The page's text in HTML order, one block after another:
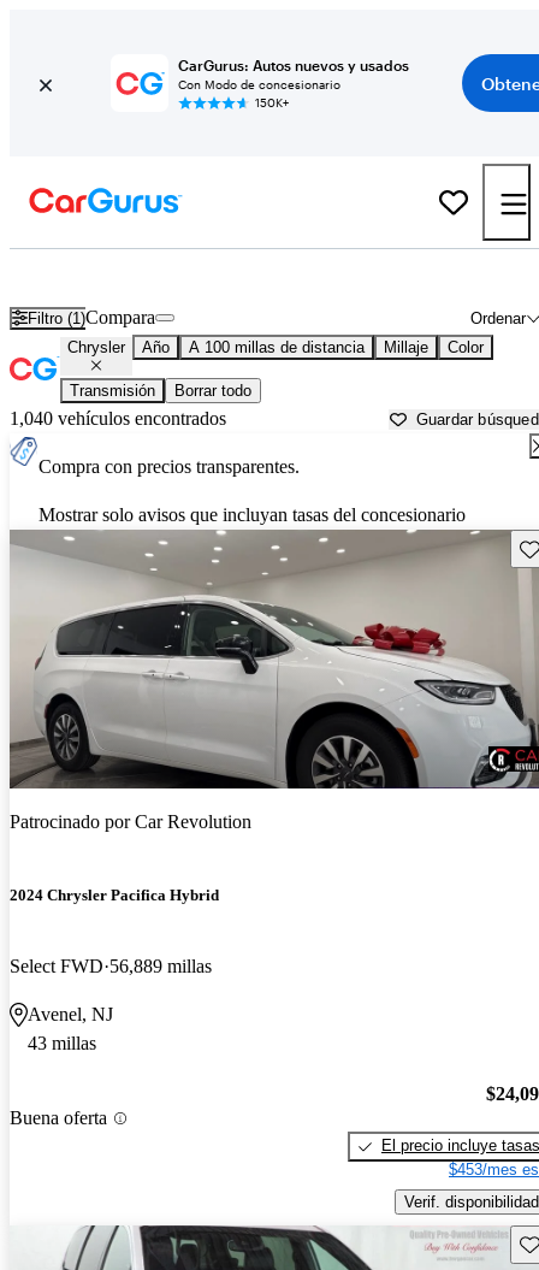
CarGurus: Autos nuevos y usados
Con Modo de concesionario
150K+
Filtro (1) Ordenar
Compara
Chrysler Año A 100 millas de distancia Millaje Color
Transmisión Borrar todo
1,040 vehículos encontrados Guardar
Compra con precios transparentes.
Mostrar solo avisos que incluyan tasas del concesionario
Patrocinado porCar Revolution
2024 Chrysler Pacifica Hybrid
Select FWD 56,889 millas
Avenel, NJ
43 millas
Buena oferta
El precio incluye tasas
$453/mes
Verif. disponibilidad